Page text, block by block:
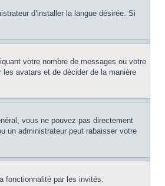
d’installer la langue désirée. Si
votre nombre de messages ou votre
les avatars et de décider de la manière
vous ne pouvez pas directement
un administrateur peut rabaisser votre
fonctionnalité par les invités.